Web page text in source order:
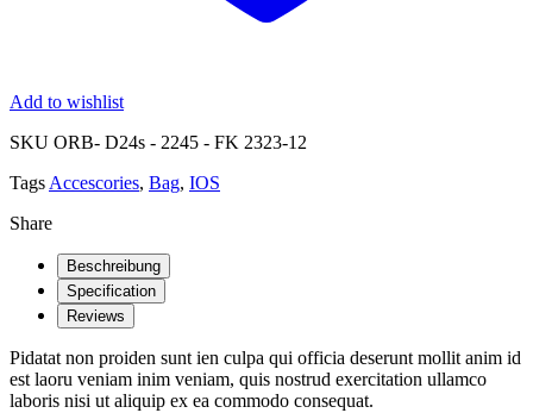
Add to wishlist
SKU ORB- D24s - 2245 - FK 2323-12
Tags Accescories, Bag, IOS
Share
Beschreibung
Specification
Reviews
Pidatat non proiden sunt ien culpa qui officia deserunt mollit anim id
est laoru veniam inim veniam, quis nostrud exercitation ullamco
laboris nisi ut aliquip ex ea commodo consequat.